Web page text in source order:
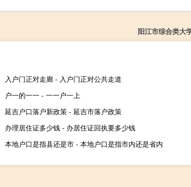
阳江市综合类大
入户门正对走廊 - 入户门正对公共走道
户一的一一 - 一一户一上
延吉户口落户新政策 - 延吉市落户政策
办理居住证多少钱 - 办居住证回执要多少钱
本地户口是指县还是市 - 本地户口是指市内还是省内